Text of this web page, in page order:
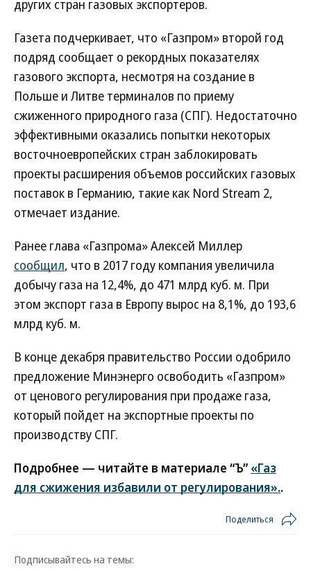
других стран газовых экспортеров.
Газета подчеркивает, что «Газпром» второй год
подряд сообщает о рекордных показателях
газового экспорта, несмотря на создание в
Польше и Литве терминалов по приему
сжиженного природного газа (СПГ). Недостаточно
эффективными оказались попытки некоторых
восточноевропейских стран заблокировать
проекты расширения объемов российских газовых
поставок в Германию, такие как Nord Stream 2,
отмечает издание.
Ранее глава «Газпрома» Алексей Миллер
сообщил, что в 2017 году компания увеличила
добычу газа на 12,4%, до 471 млрд куб. м. При
этом экспорт газа в Европу вырос на 8,1%, до 193,6
млрд куб. м.
В конце декабря правительство России одобрило
предложение Минэнерго освободить «Газпром»
от ценового регулирования при продаже газа,
который пойдет на экспортные проекты по
производству СПГ.
Подробнее — читайте в материале “Ъ” «Газ
для сжижения избавили от регулирования»..
Поделиться
Подписывайтесь на темы: